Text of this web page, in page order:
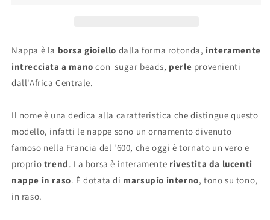
Nappa è la borsa gioiello dalla forma rotonda, interamente
intrecciata a mano con sugar beads, perle provenienti
dall'Africa Centrale.
Il nome è una dedica alla caratteristica che distingue questo
modello, infatti le nappe sono un ornamento divenuto
famoso nella Francia del '600, che oggi è tornato un vero e
proprio trend. La borsa è interamente rivestita da lucenti
nappe in raso. È dotata di marsupio interno, tono su tono,
in raso.